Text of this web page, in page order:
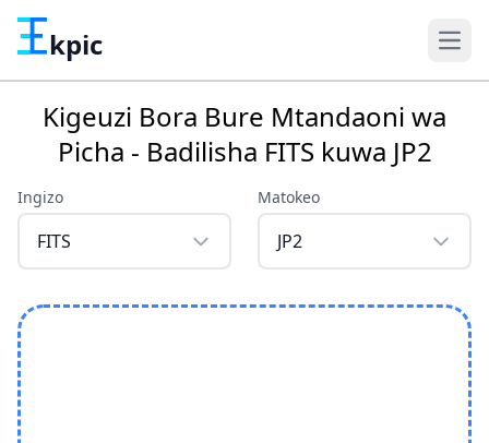
kpic
Kigeuzi Bora Bure Mtandaoni wa
Picha - Badilisha FITS kuwa JP2
Ingizo
FITS
Matokeo
JP2